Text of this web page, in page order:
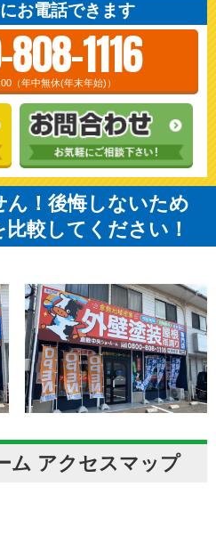
お電話できます
1116
（年中無休(年末年始)）
！後悔しないため
較してください！
ム アクセスマップ